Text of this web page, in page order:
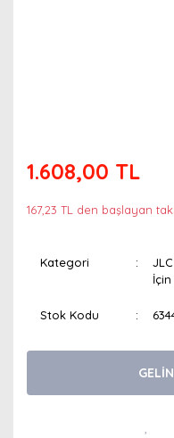
1.608,00 TL
167,23 TL den başlayan
Kategori
Stok Kodu